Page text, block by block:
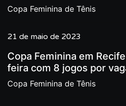
Copa Feminina de Tênis
21 de maio de 2023
Copa Feminina em
feira com 8 jogos por
Copa Feminina de Tênis